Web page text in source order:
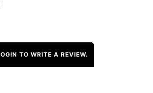
TO WRITE A REVIEW.